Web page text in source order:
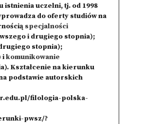
uczelni, tj. od 1998
do oferty studiów na
specjalności
i drugiego stopnia);
stopnia);
ikomunikowanie
Kształcenie na kierunku
podstawie autorskich
filologia-polska-
pwsz/?